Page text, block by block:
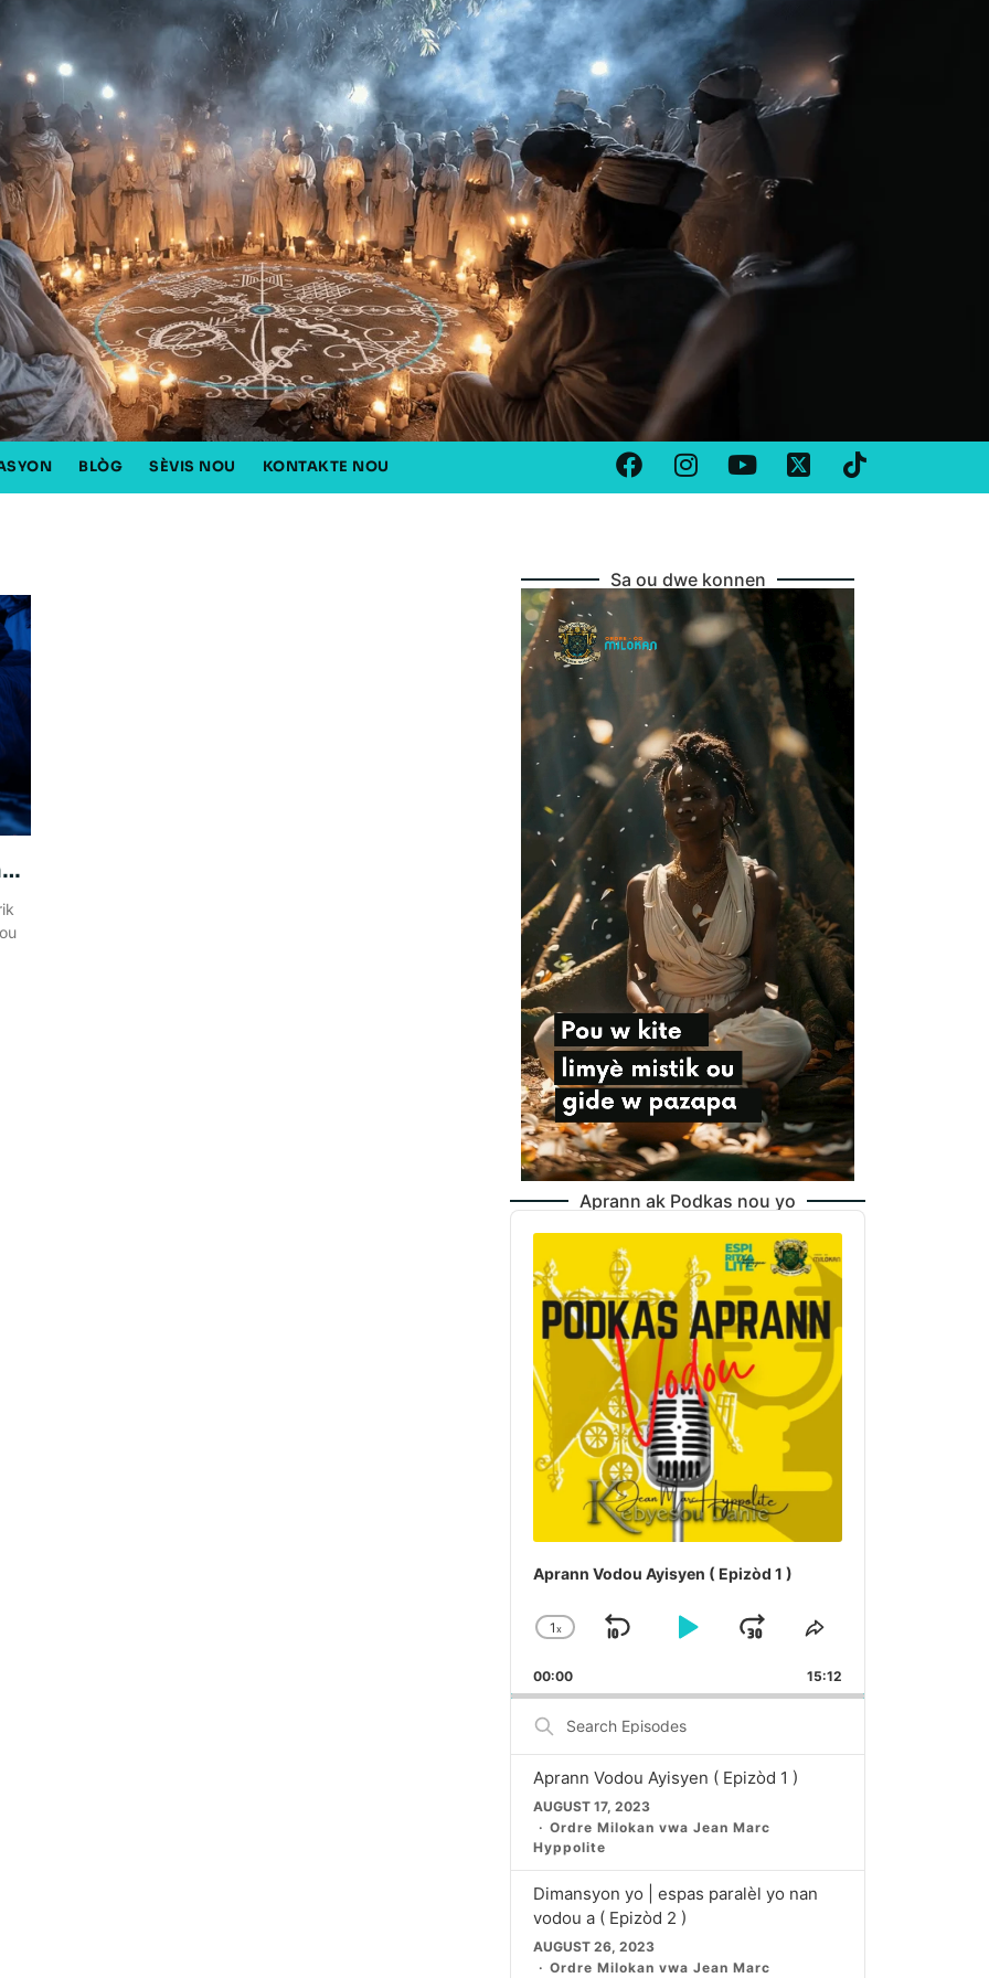
BLÒG SÈVIS NOU KONTAKTE NOU
Sa ou dwe konnen
Aprann ak Podkas nou yo
Audio
Aprann Vodou Ayisyen ( Epizòd 1 )
Change Playback Rate
1x Skip Backward
Play Pause
Jump Forward
Share This
00:00 15:12
Episodes
Aprann Vodou Ayisyen ( Epizòd 1 )
AUGUST 17, 2023
Ordre Milokan vwa Jean Marc
Hyppolite
Dimansyon yo | espas paralèl yo nan
vodou a ( Epizòd 2 )
AUGUST 26, 2023
Ordre Milokan vwa Jean Marc